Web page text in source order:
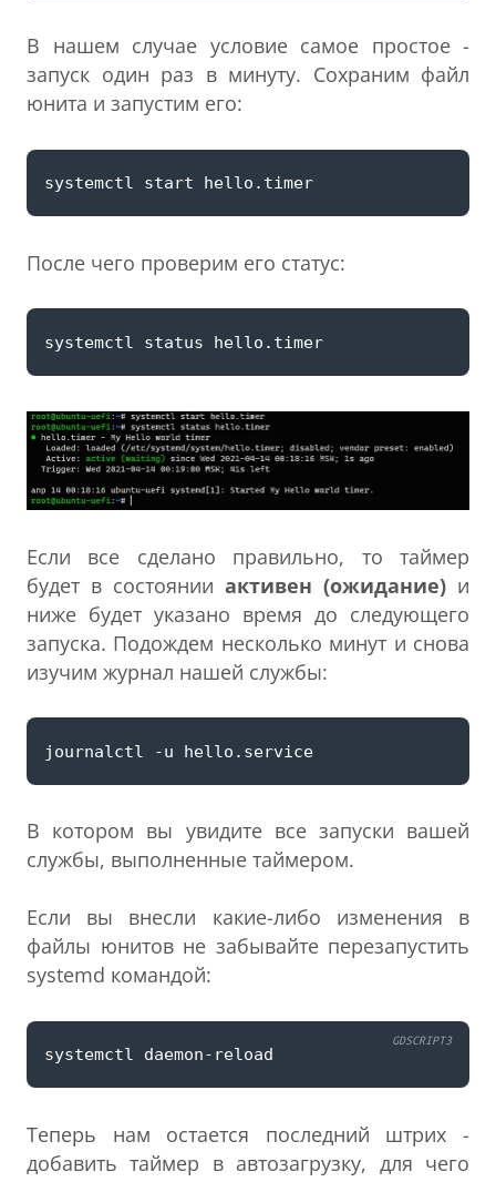
В нашем случае условие самое простое -
запуск один раз в минуту. Сохраним файл
юнита и запустим его:
После чего проверим его статус:
Если все сделано правильно, то таймер
будет в состоянии активен (ожидание) и
ниже будет указано время до следующего
запуска. Подождем несколько минут и снова
изучим журнал нашей службы:
В котором вы увидите все запуски вашей
службы, выполненные таймером.
Если вы внесли какие-либо изменения в
файлы юнитов не забывайте перезапустить
systemd командой:
systemctl daemon- reload
GDSCRIPT3
Теперь нам остается последний штрих -
добавить таймер в автозагрузку, для чего